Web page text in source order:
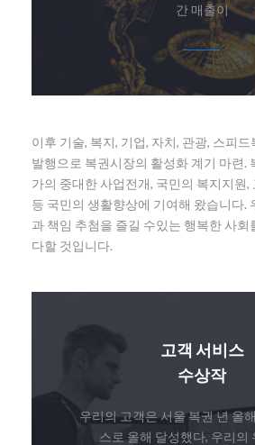
간 매출이
이후 기술, 복지, 기업, 자치, 관광, 스피
발행으로 복권시장의 활성화 계기 마련.
가의 중대한 사업전개, 국민의 복지지원,
등 국민의 생활향상에 기여해 왔습니다.
과 책임 추첨을 즐길 수있는 행복한 사회
다할 것입니다.
고객 서비스
수상작
우리의 고객은 서울 복권 년 올
스로 올해 달성했다, 우리의